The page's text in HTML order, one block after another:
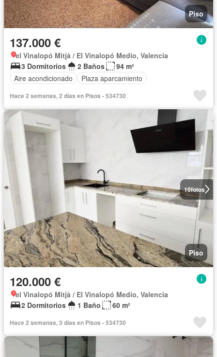
Piso
137.000 €
el Vinalopó Mitjà / El Vinalopó Medio, Valencia
3 Dormitorios
2 Baños
94 m²
Aire acondicionado
Plaza aparcamiento
Hace 2 semanas, 2 días en Pisos - 534730
10fotos
Piso
120.000 €
el Vinalopó Mitjà / El Vinalopó Medio, Valencia
2 Dormitorios
1 Baño 60 m²
Hace 2 semanas, 3 días en Pisos - 534730